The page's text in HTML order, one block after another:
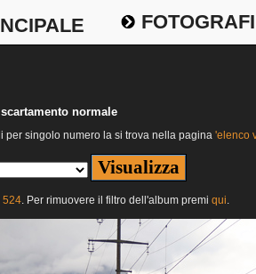
normale
per singolo numero la si trova nella pagina 'elenco
524. Per rimuovere il filtro dell'album premi qui.